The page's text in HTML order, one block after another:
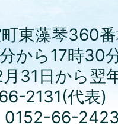
東藻琴360
から17時30
月31日から
2131(代表)
0152-66-